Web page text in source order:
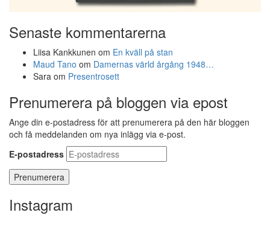
Senaste kommentarerna
Liisa Kankkunen om En kväll på stan
Maud Tano om Damernas värld årgång 1948…
Sara om Presentrosett
Prenumerera på bloggen via epost
Ange din e-postadress för att prenumerera på den här bloggen
och få meddelanden om nya inlägg via e-post.
E-postadress
Instagram